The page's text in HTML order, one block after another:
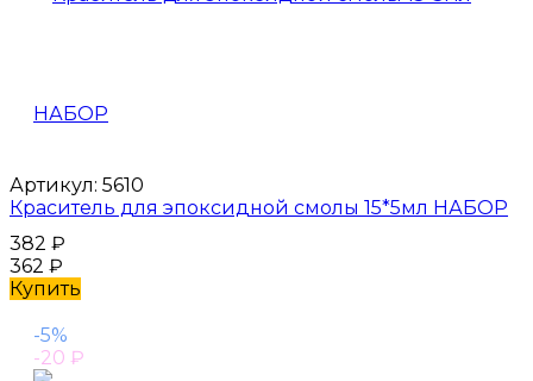
Артикул: 5610
Краситель для эпоксидной смолы 15*5мл НАБОР
382 ₽
362 ₽
Купить
-5%
-20 ₽